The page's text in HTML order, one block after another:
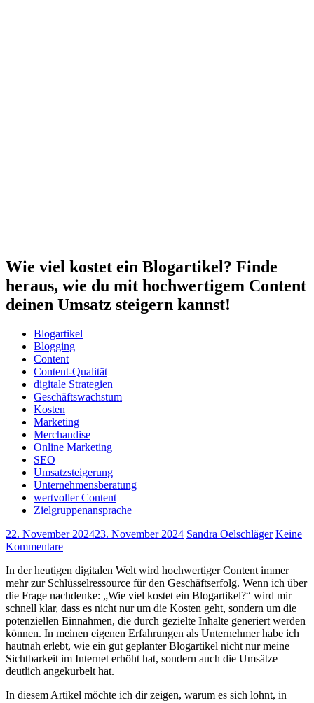
Wie viel kostet ein Blogartikel? Finde
heraus, wie du mit hochwertigem Content
deinen Umsatz steigern kannst!
Blogartikel
Blogging
Content
Content-Qualität
digitale Strategien
Geschäftswachstum
Kosten
Marketing
Merchandise
Online Marketing
SEO
Umsatzsteigerung
Unternehmensberatung
wertvoller Content
Zielgruppenansprache
22. November 202423. November 2024 Sandra Oelschläger Keine
Kommentare
In der heutigen digitalen Welt wird hochwertiger Content immer
mehr zur Schlüsselressource für den Geschäftserfolg. Wenn ich über
die Frage⁤ nachdenke: „Wie ⁤viel kostet ein‍ Blogartikel?“ wird mir
schnell klar, dass es nicht nur um die Kosten⁤ geht, sondern‍ um ‌die
potenziellen Einnahmen, die durch gezielte Inhalte generiert werden‍
können. In ⁤meinen eigenen Erfahrungen als Unternehmer habe ich
hautnah erlebt, wie ein gut geplanter Blogartikel ​nicht nur meine
Sichtbarkeit im Internet erhöht hat, sondern‍ auch die Umsätze
deutlich angekurbelt hat.
In diesem Artikel möchte ich dir zeigen, warum‌ es sich lohnt, in​